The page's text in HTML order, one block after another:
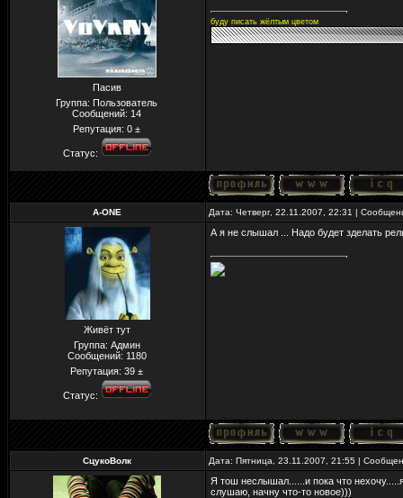
Пасив
Группа: Пользователь
Сообщений: 14
Репутация:0 ±
Статус:
буду писать жёлтым цветом
A-ONE Дата: Четверг, 22.11.2007, 22:31 |
Живёт тут
Группа: Админ
Сообщений: 1180
Репутация:39 ±
Статус:
А я не слышал ... Надо будет зделать
СцукоВолк Дата: Пятница, 23.11.2007, 21:55 |
Я тош неслышал......и пока что
слушаю, начну что-то новое)))